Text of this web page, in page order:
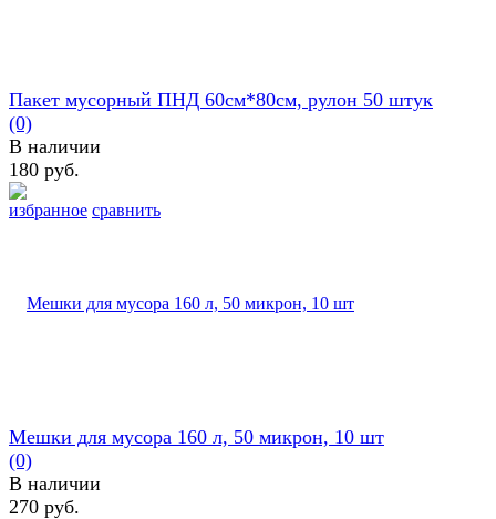
избранное сравнить
Пакет мусорный ПНД 60см*80см, рулон 50 штук
(0)
В наличии
180 руб.
Мешки для мусора 160 л, 50 микрон, 10 шт
(0)
В наличии
270 руб.